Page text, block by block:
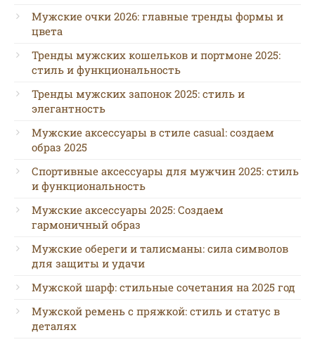
Мужские очки 2026: главные тренды формы и
цвета
Тренды мужских кошельков и портмоне 2025:
стиль и функциональность
Тренды мужских запонок 2025: стиль и
элегантность
Мужские аксессуары в стиле casual: создаем
образ 2025
Спортивные аксессуары для мужчин 2025: стиль
и функциональность
Мужские аксессуары 2025: Создаем
гармоничный образ
Мужские обереги и талисманы: сила символов
для защиты и удачи
Мужской шарф: стильные сочетания на 2025 год
Мужской ремень с пряжкой: стиль и статус в
деталях